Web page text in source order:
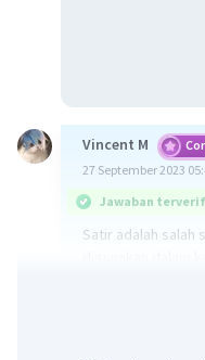
Vincent M
27 September 2023
Jawaban
Satir adalah salah
sarkasme,
sering disamakan